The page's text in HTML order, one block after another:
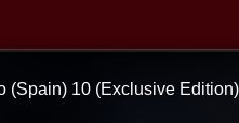
(Spain) 10 (Exclusive Edition)